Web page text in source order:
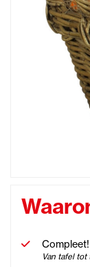
Compleet!
Van tafel tot